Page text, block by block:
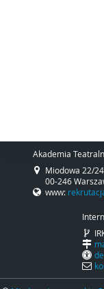
Akademia
Miodowa 22/24
00-246
www: